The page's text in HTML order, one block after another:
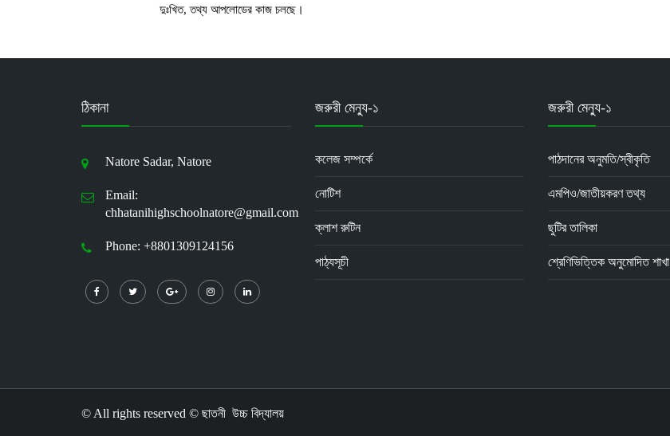
দুঃখিত, তথ্য আপলোডের কাজ চলছে।
ঠিকানা
Natore Sadar, Natore
Email:
chhatanihighschoolnatore@gmail.com
Phone: +8801309124156
জরুরী মেন্যু-১
কলেজ সম্পর্কে
নোটিশ
ক্লাশ রুটিন
পাঠ্যসূচী
জরুরী মেন্যু-১
পাঠদানের অনুমতি/স্বীকৃতি
এমপিও/জাতীয়করণ তথ্য
ছুটির তালিকা
শ্রেণিভিত্তিক অনুমোদিত শাখা
© All rights reserved © ছাতনী উচ্চ বিদ্যালয়